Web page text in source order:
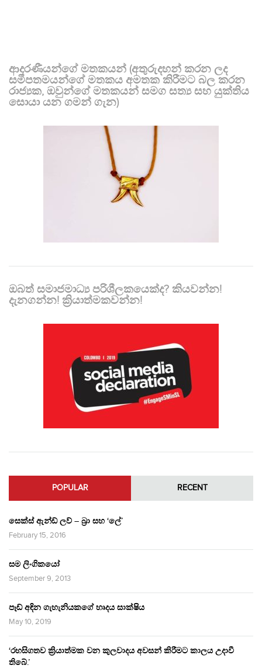
ආදරණීයන්ගේ මතකයන් (අතුරුදහන් කරන ලද
සමීපතමයන්ගේ මතකය අමතක කිරීමට බල කරන
රාජ්‍යක, ඔවුන්ගේ මතකයන් සමග සත්‍ය සහ යුක්තිය
සොයා යන ගමන් ගැන)
ඔබත් සමාජමාධ්‍ය පරිශීලකයෙක්ද? කියවන්න!
දැනගන්න! ක්‍රියාත්මකවන්න!
POPULAR RECENT
සෙක්ස් ඇන්ඩ් ලව් – බ්‍රා සහ ‘ලේ’
February 15, 2016
සම ලිංගිකයෝ
September 9, 2013
පෑඩ් අඳින ගැහැනියකගේ හෘදය සාක්ෂිය
May 10, 2019
‘රහසිගතව ක්‍රියාත්මක වන කුලවාදය අවසන් කිරීමට කාලය උදාවී
තිබේ.’